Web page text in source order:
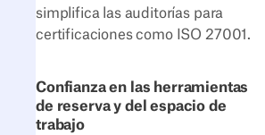
simplifica las auditorías para
certificaciones como ISO 27001.
Confianza en las herramientas
de reserva y del espacio de
trabajo